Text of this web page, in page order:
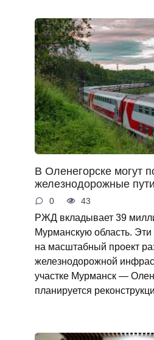
В Оленегорске могут
железнодорожные пути
0 43
РЖД вкладывает 39
Мурманскую область. Эти
на масштабный проект
железнодорожной
участке Мурманск —
планируется